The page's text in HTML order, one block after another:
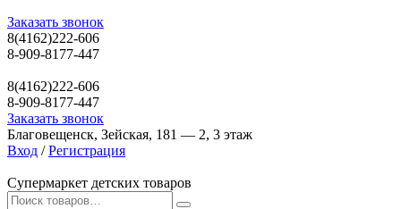
Заказать звонок
8(4162)222-606
8-909-8177-447
8(4162)222-606
8-909-8177-447
Заказать звонок
Благовещенск, Зейская, 181 — 2, 3 этаж
Вход / Регистрация
Супермаркет детских товаров